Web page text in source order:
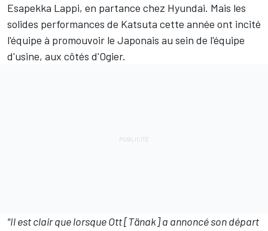
Esapekka Lappi, en partance chez Hyundai. Mais les
solides performances de Katsuta cette année ont incité
l'équipe à promouvoir le Japonais au sein de l'équipe
d'usine, aux côtés d'Ogier.
"Il est clair que lorsque Ott [Tänak] a annoncé son départ